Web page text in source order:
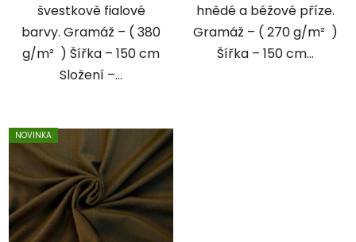
švestkově fialové
barvy. Gramáž – ( 380
g/m² ) Šířka – 150 cm
Složení –...
hnědé a béžové příze.
Gramáž – ( 270 g/m² )
Šířka – 150 cm...
NOVINKA